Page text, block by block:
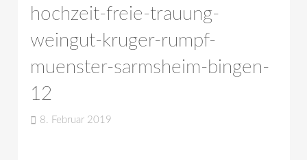
hochzeit-freie-trauung-
weingut-kruger-rumpf-
muenster-sarmsheim-bingen-
12
8. Februar 2019